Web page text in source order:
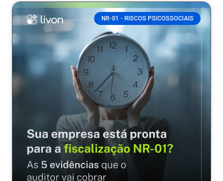
NR-01 - RISCOS PSICOSSOCIAIS